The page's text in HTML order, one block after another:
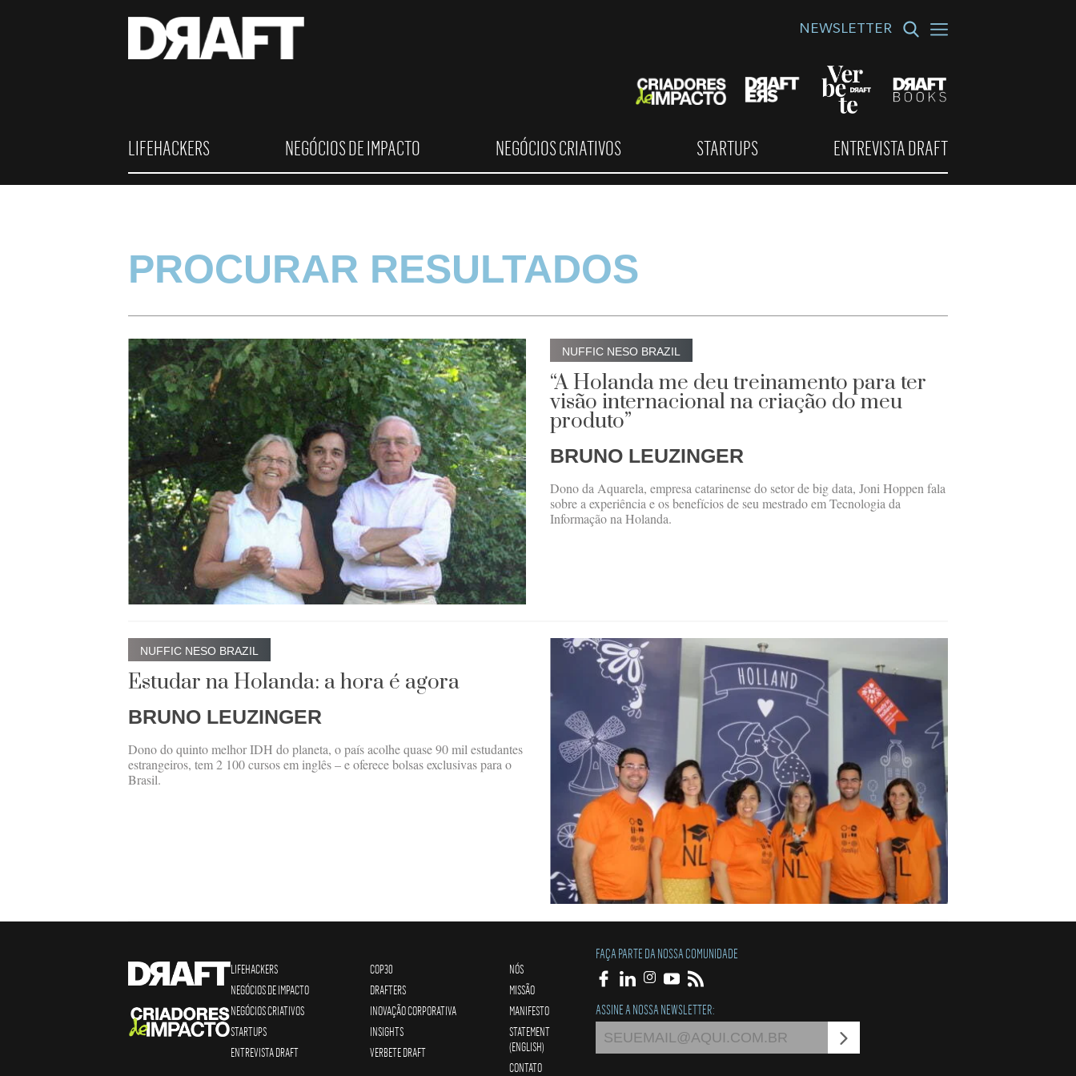
NEWSLETTER
LIFEHACKERS NEGÓCIOS DE IMPACTO NEGÓCIOS CRIATIVOS STARTUPS ENTREVISTA DRAFT
PROCURAR RESULTADOS
NUFFIC NESO BRAZIL
“A Holanda me deu treinamento para ter
visão internacional na criação do meu
produto”
BRUNO LEUZINGER
Dono da Aquarela, empresa catarinense do setor de big data, Joni Hoppen fala
sobre a experiência e os benefícios de seu mestrado em Tecnologia da
Informação na Holanda.
NUFFIC NESO BRAZIL
Estudar na Holanda: a hora é agora
BRUNO LEUZINGER
Dono do quinto melhor IDH do planeta, o país acolhe quase 90 mil estudantes
estrangeiros, tem 2 100 cursos em inglês – e oferece bolsas exclusivas para o
Brasil.
LIFEHACKERS
NEGÓCIOS DE IMPACTO
NEGÓCIOS CRIATIVOS
STARTUPS
ENTREVISTA DRAFT
COP30
DRAFTERS
INOVAÇÃO CORPORATIVA
INSIGHTS
VERBETE DRAFT
NÓS
MISSÃO
MANIFESTO
STATEMENT
(ENGLISH)
CONTATO
FAÇA PARTE DA NOSSA COMUNIDADE
ASSINE A NOSSA NEWSLETTER: